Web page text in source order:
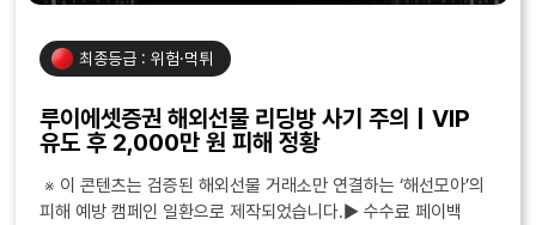
최종등급 : 위험·먹튀
루이에셋증권 해외선물 리딩방 사기 주의｜VIP
유도 후 2,000만 원 피해 정황
※ 이 콘텐츠는 검증된 해외선물 거래소만 연결하는 ‘해선모아’의
피해 예방 캠페인 일환으로 제작되었습니다.▶ 수수료 페이백